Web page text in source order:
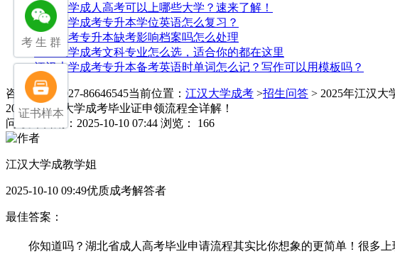
江汉大学成人高考可以上哪些大学？速来了解！
江汉大学成考专升本学位英语怎么复习？
湖北成考专升本缺考影响档案吗怎么处理
江汉大学成考文科专业怎么选，适合你的都在这里
江汉大学成考专升本备考英语时单词怎么记？写作可以用模板吗？
咨询电话：027-86646545当前位置： 江汉大学成考 >招生问答 > 2025年江汉大
2025年江汉大学成考毕业证申领流程全详解！
问
发布日期：2025-10-10 07:44 浏览： 166
江汉大学成教学姐
2025-10-10 09:49优质成考解答者
最佳答案：
你知道吗？湖北省成人高考毕业申请流程其实比你想象的更简单！很多
考 生 群
证书样本